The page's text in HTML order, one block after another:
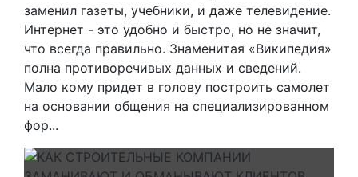
заменил газеты, учебники, и даже телевидение.
Интернет - это удобно и быстро, но не значит,
что всегда правильно. Знаменитая «Википедия»
полна противоречивых данных и сведений.
Мало кому придет в голову построить самолет
на основании общения на специализированном
фор...